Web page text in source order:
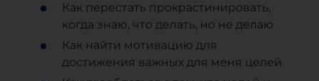
Как перестать прокрастинировать,
когда знаю, что делать, но не делаю
Как найти мотивацию для
достижения важных для меня целей